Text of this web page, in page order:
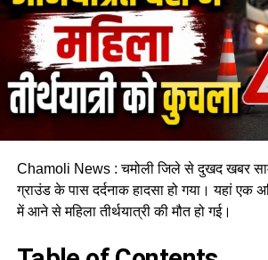
Chamoli News : चमोली जिले से दुखद खबर
ग्राउंड के पास दर्दनाक हादसा हो गया। यहां एक
में आने से महिला तीर्थयात्री की मौत हो गई।